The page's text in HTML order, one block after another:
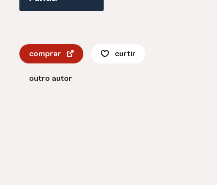
comprar curtir
outro autor